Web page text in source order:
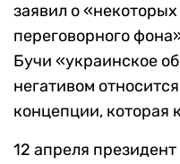
заявил о
переговорного
Бучи «украинское
негативом
концепции, которая
12 апреля